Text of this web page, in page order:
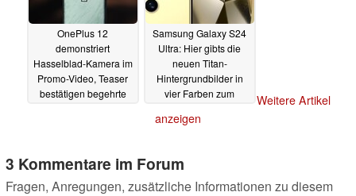
OnePlus 12
demonstriert
Hasselblad-Kamera im
Promo-Video, Teaser
bestätigen begehrte
Samsung Galaxy S24
Ultra: Hier gibts die
neuen Titan-
Hintergrundbilder in
vier Farben zum
Weitere Artikel
anzeigen
3 Kommentare im Forum
Fragen, Anregungen, zusätzliche Informationen zu diesem